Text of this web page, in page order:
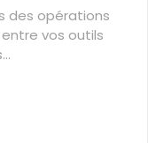
des opérations
vos outils